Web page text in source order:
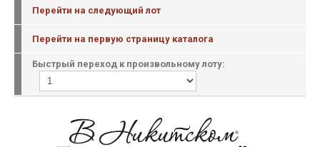
Перейти на следующий лот
Перейти на первую страницу каталога
Быстрый переход к произвольному лоту: